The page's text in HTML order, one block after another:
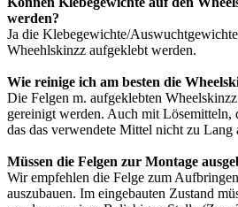
werden?
Ja die Klebegewichte/
Wheehlskinzz aufgeklebt werden.
Wie reinige ich am besten die
Die Felgen m. aufgeklebten
gereinigt werden. Auch mit Lösemitteln,
das das verwendete Mittel nicht zu
Müssen die Felgen zur Montage
Wir empfehlen die Felge zum
auszubauen. Im eingebauten Zustand